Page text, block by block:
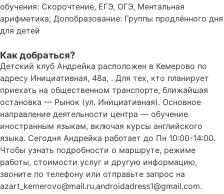
обучения: Скорочтение, ЕГЭ, ОГЭ, Ментальная
арифметика; Допобразование: Группы продлённого дня
для детей
Как добраться?
Детский клуб Андрейка расположен в Кемерово по
адресу Инициативная, 48а, . Для тех, кто планирует
приехать на общественном транспорте, ближайшая
остановка — Рынок (ул. Инициативная). Основное
направление деятельности центра — обучение
иностранным языкам, включая курсы английского
языка. Сегодня Андрейка работает до Пн 10:00-14:00.
Чтобы узнать подробности о маршруте, режиме
работы, стоимости услуг и другую информацию,
звоните по телефону или отправьте запрос на
azart_kemerovo@mail.ru,androidadress1@gmail.com.